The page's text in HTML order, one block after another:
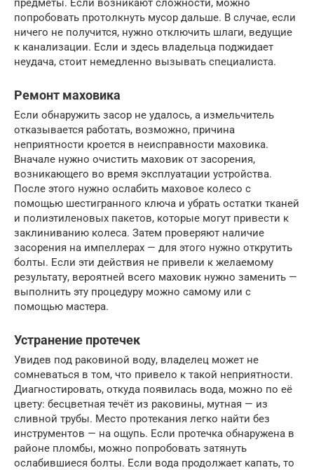
предметы. Если возникают сложности, можно
попробовать протолкнуть мусор дальше. В случае, если
ничего не получится, нужно отключить шлаги, ведущие
к канализации. Если и здесь владельца поджидает
неудача, стоит немедленно вызывать специалиста.
Ремонт маховика
Если обнаружить засор не удалось, а измельчитель
отказывается работать, возможно, причина
неприятности кроется в неисправности маховика.
Вначале нужно очистить маховик от засорения,
возникающего во время эксплуатации устройства.
После этого нужно ослабить маховое колесо с
помощью шестигранного ключа и убрать остатки тканей
и полиэтиленовых пакетов, которые могут привести к
заклиниванию колеса. Затем проверяют наличие
засорения на импеллерах — для этого нужно открутить
болты. Если эти действия не привели к желаемому
результату, вероятней всего маховик нужно заменить —
выполнить эту процедуру можно самому или с
помощью мастера.
Устранение протечек
Увидев под раковиной воду, владелец может не
сомневаться в том, что привело к такой неприятности.
Диагностировать, откуда появилась вода, можно по её
цвету: бесцветная течёт из раковины, мутная — из
сливной трубы. Место протекания легко найти без
инструментов — на ощупь. Если протечка обнаружена в
районе пломбы, можно попробовать затянуть
ослабившиеся болты. Если вода продолжает капать, то